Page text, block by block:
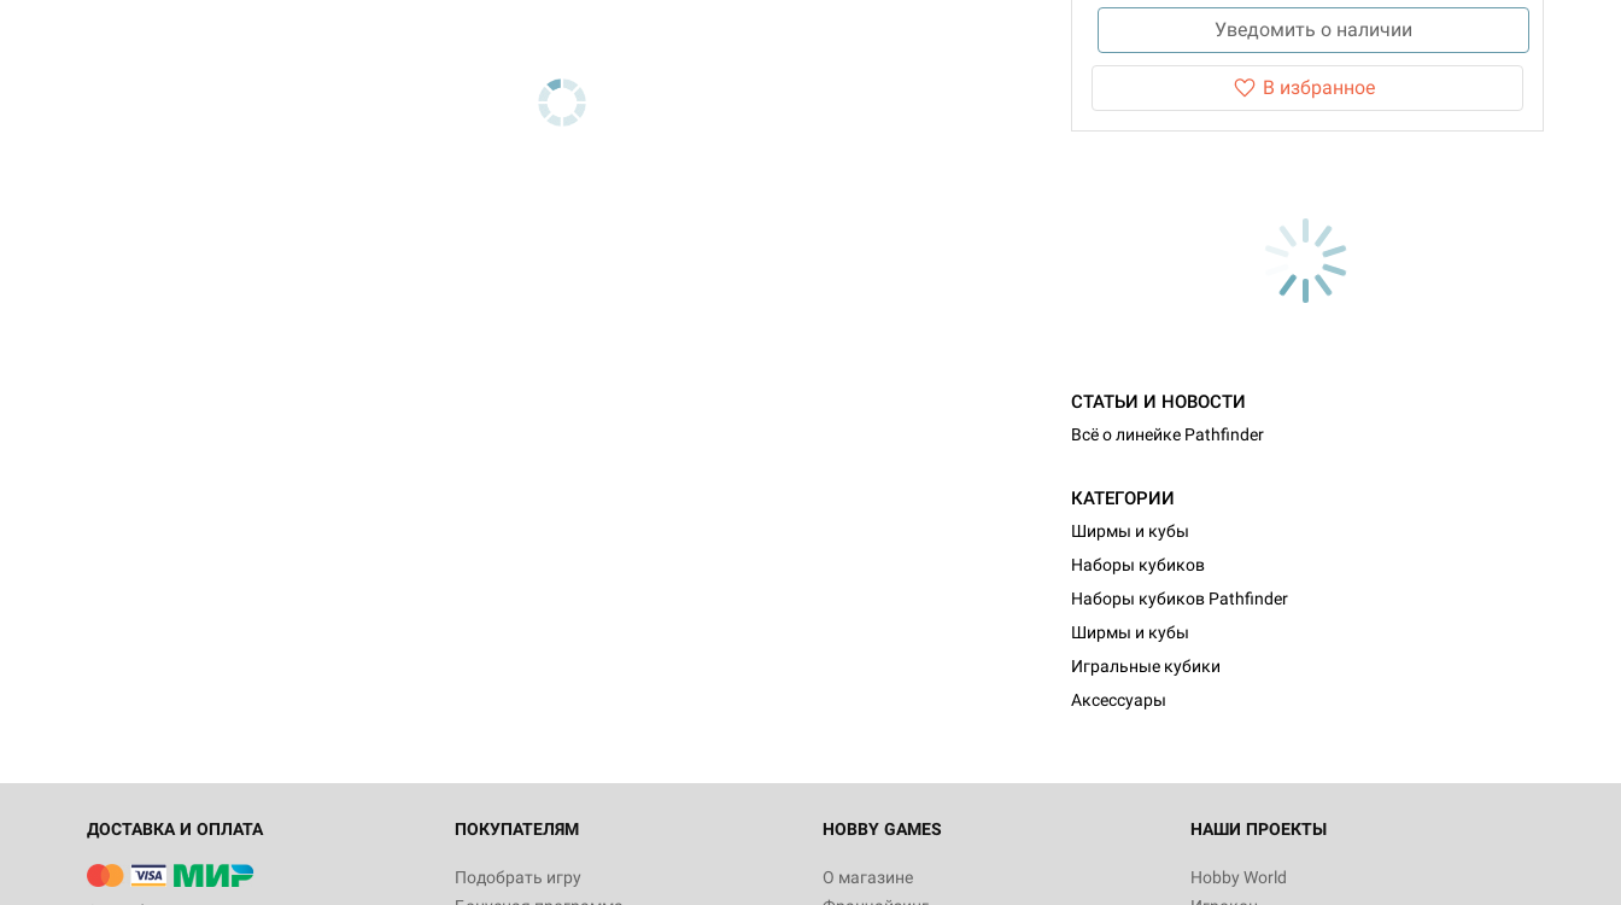
Уведомить о наличии
В избранное
СТАТЬИ И НОВОСТИ
Всё о линейке Pathfinder
КАТЕГОРИИ
Ширмы и кубы
Наборы кубиков
Наборы кубиков Pathfinder
Ширмы и кубы
Игральные кубики
Аксессуары
ДОСТАВКА И ОПЛАТА ПОКУПАТЕЛЯМ
Подобрать игру
HOBBY GAMES
О магазине
НАШИ ПРОЕКТЫ
Hobby World